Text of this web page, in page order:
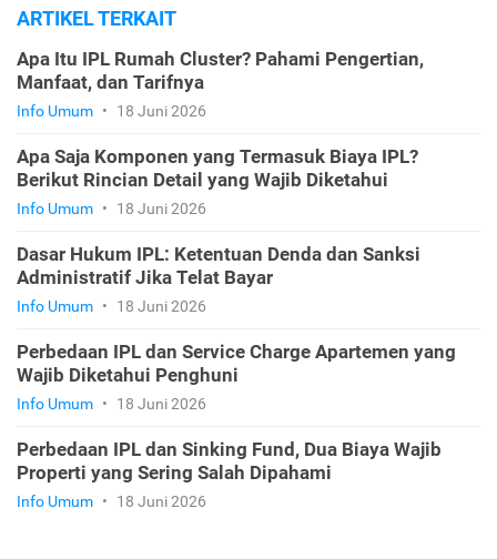
ARTIKEL TERKAIT
Apa Itu IPL Rumah Cluster? Pahami Pengertian,
Manfaat, dan Tarifnya
Info Umum • 18 Juni 2026
Apa Saja Komponen yang Termasuk Biaya IPL?
Berikut Rincian Detail yang Wajib Diketahui
Info Umum • 18 Juni 2026
Dasar Hukum IPL: Ketentuan Denda dan Sanksi
Administratif Jika Telat Bayar
Info Umum • 18 Juni 2026
Perbedaan IPL dan Service Charge Apartemen yang
Wajib Diketahui Penghuni
Info Umum • 18 Juni 2026
Perbedaan IPL dan Sinking Fund, Dua Biaya Wajib
Properti yang Sering Salah Dipahami
Info Umum • 18 Juni 2026